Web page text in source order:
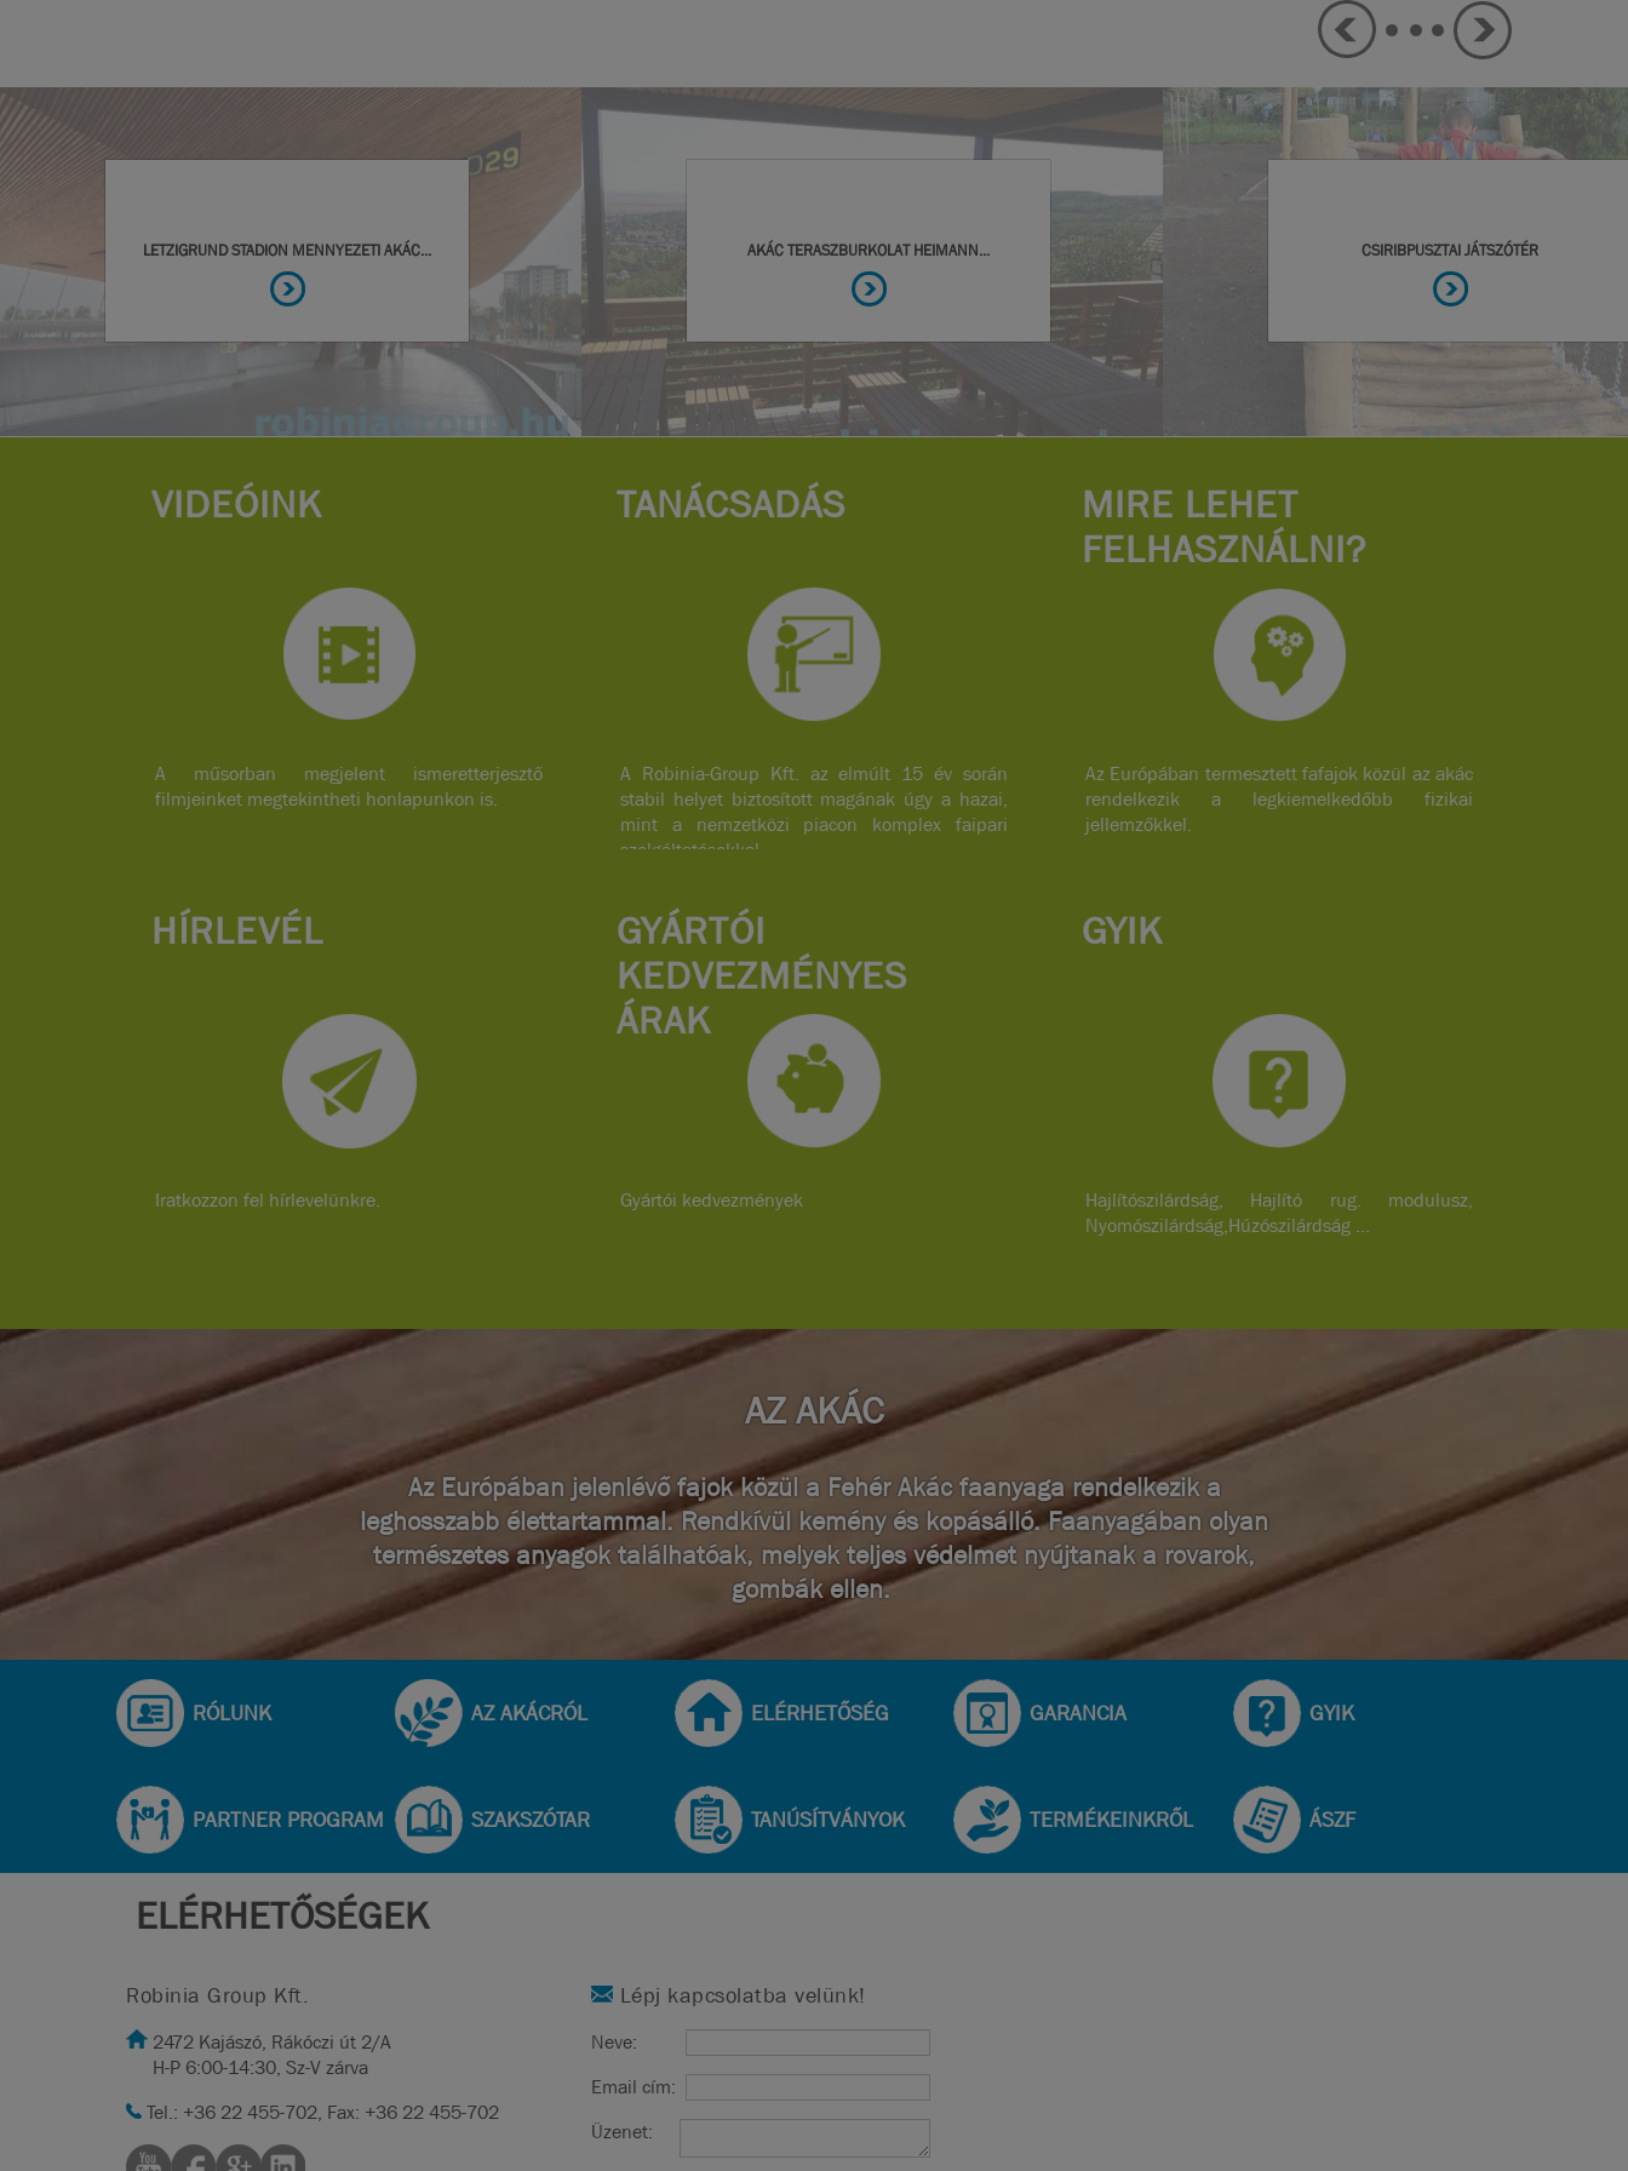
VIDEÓINK
A műsorban megjelent ismeretterjesztő
filmjeinket megtekintheti honlapunkon is.
TANÁCSADÁS
A Robinia-Group Kft. az elmúlt 15 év során
stabil helyet biztosított magának úgy a hazai,
mint a nemzetközi piacon komplex faipari
szolgáltatásokkal.
MIRE LEHET
FELHASZNÁLNI?
Az Európában termesztett fafajok közül az akác
rendelkezik a legkiemelkedőbb fizikai
jellemzőkkel.
HÍRLEVÉL
Iratkozzon fel hírlevelünkre.
GYÁRTÓI
KEDVEZMÉNYES
ÁRAK
Gyártói kedvezmények
GYIK
Hajlítószilárdság, Hajlító rug. modulusz,
Nyomószilárdság,Húzószilárdság ...
AZ AKÁC
Az Európában jelenlévő fajok közül a Fehér Akác faanyaga rendelkezik a
leghosszabb élettartammal. Rendkívül kemény és kopásálló. Faanyagában olyan
természetes anyagok találhatóak, melyek teljes védelmet nyújtanak a rovarok,
gombák ellen.
RÓLUNK AZ AKÁCRÓL ELÉRHETŐSÉG GARANCIA GYIK
PARTNER PROGRAM SZAKSZÓTAR TANÚSÍTVÁNYOK TERMÉKEINKRŐL ÁSZF
ELÉRHETŐSÉGEK
Robinia Group Kft.
2472 Kajászó, Rákóczi út 2/A
H-P 6:00-14:30, Sz-V zárva
Tel.: +36 22 455-702, Fax: +36 22 455-702
Lépj kapcsolatba velünk!
Neve:
Email cím:
Üzenet: